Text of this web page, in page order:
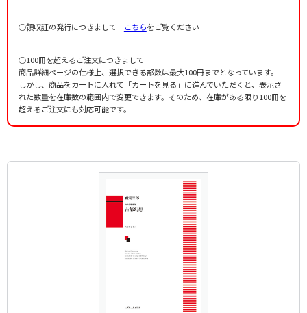
○領収証の発行につきまして こちらをご覧ください
○100冊を超えるご注文につきまして
商品詳細ページの仕様上、選択できる部数は最大100冊までとなっています。
しかし、商品をカートに入れて「カートを見る」に進んでいただくと、表示さ
れた数量を在庫数の範囲内で変更できます。そのため、在庫がある限り100冊を
超えるご注文にも対応可能です。